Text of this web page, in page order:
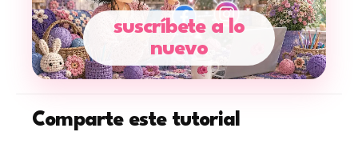
suscríbete a lo
nuevo
Comparte este tutorial